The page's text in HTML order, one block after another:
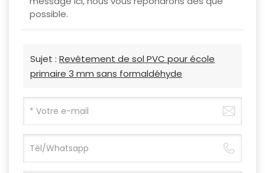
possible.
Sujet : Revêtement de sol PVC pour école
primaire 3 mm sans formaldéhyde